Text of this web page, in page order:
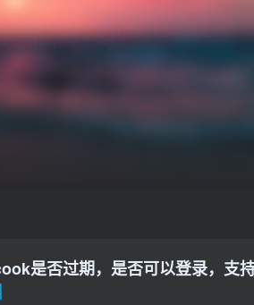
是否过期，是否可以登录，支